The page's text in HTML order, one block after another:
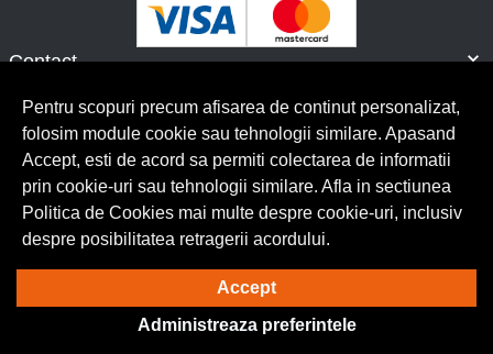
Contact
Servicii clienti
© Copyright 2026 Lumilux. Toate drepturile rezervate.
Solutie eCommercepowered by
BrowserID:
Pentru scopuri precum afisarea de continut personalizat,
folosim module cookie sau tehnologii similare. Apasand
Accept, esti de acord sa permiti colectarea de informatii
prin cookie-uri sau tehnologii similare. Afla in sectiunea
Politica de Cookies mai multe despre cookie-uri, inclusiv
despre posibilitatea retragerii acordului.
Accept
Administreaza preferintele